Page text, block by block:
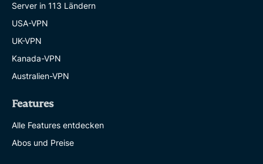
Server in 113 Ländern
USA-VPN
UK-VPN
Kanada-VPN
Australien-VPN
Features
Alle Features entdecken
Abos und Preise